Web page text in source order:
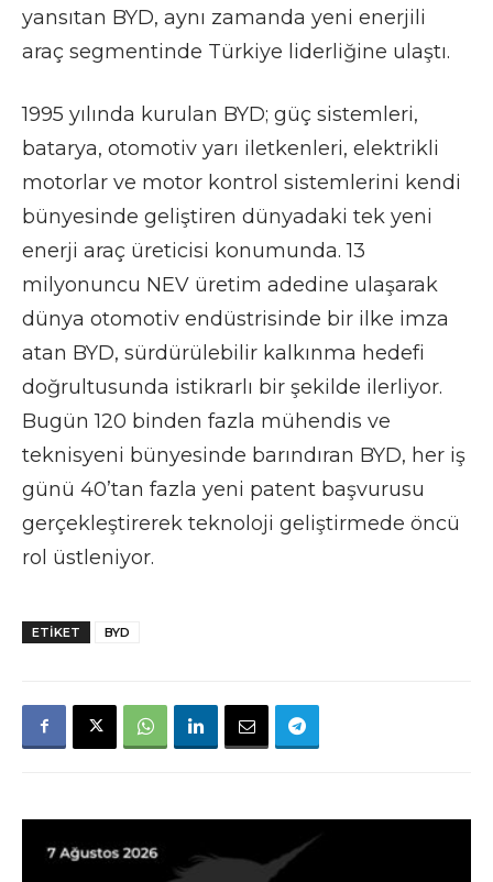
yansıtan BYD, aynı zamanda yeni enerjili
araç segmentinde Türkiye liderliğine ulaştı.
1995 yılında kurulan BYD; güç sistemleri,
batarya, otomotiv yarı iletkenleri, elektrikli
motorlar ve motor kontrol sistemlerini kendi
bünyesinde geliştiren dünyadaki tek yeni
enerji araç üreticisi konumunda. 13
milyonuncu NEV üretim adedine ulaşarak
dünya otomotiv endüstrisinde bir ilke imza
atan BYD, sürdürülebilir kalkınma hedefi
doğrultusunda istikrarlı bir şekilde ilerliyor.
Bugün 120 binden fazla mühendis ve
teknisyeni bünyesinde barındıran BYD, her iş
günü 40’tan fazla yeni patent başvurusu
gerçekleştirerek teknoloji geliştirmede öncü
rol üstleniyor.
ETIKET BYD